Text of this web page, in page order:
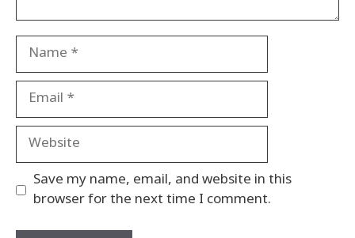
Name
Email
Website
Save my name, email, and website in this
browser for the next time I comment.